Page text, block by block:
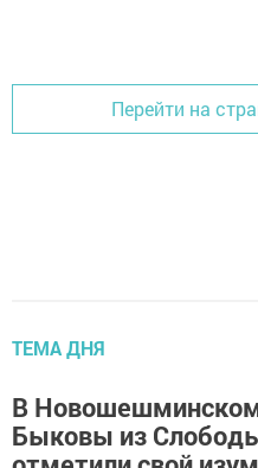
Перейти на
ТЕМА ДНЯ
В Новошешминском
Быковы из